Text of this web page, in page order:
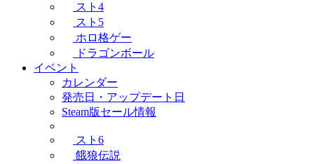
スト4
スト5
ホロ格ゲー
ドラゴンボール
イベント
カレンダー
発売日・アップデート日
Steam版セール情報
スト6
餓狼伝説